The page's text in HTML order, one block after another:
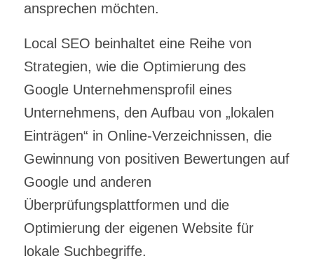
ansprechen möchten.
Local SEO beinhaltet eine Reihe von
Strategien, wie die Optimierung des
Google Unternehmensprofil eines
Unternehmens, den Aufbau von „lokalen
Einträgen“ in Online-Verzeichnissen, die
Gewinnung von positiven Bewertungen auf
Google und anderen
Überprüfungsplattformen und die
Optimierung der eigenen Website für
lokale Suchbegriffe.